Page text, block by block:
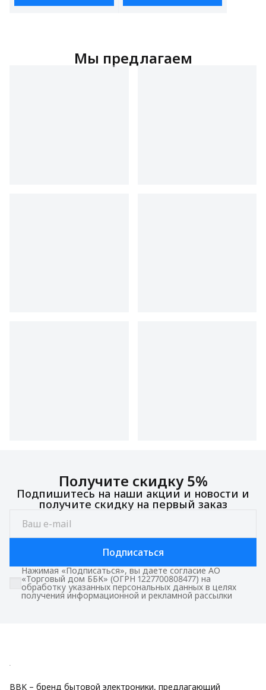
Мы предлагаем
Получите скидку 5%
Подпишитесь на наши акции и новости и
получите скидку на первый заказ
Подписаться
Нажимая «Подписаться», вы даете согласие АО
«Торговый дом ББК» (ОГРН 1227700808477) на
обработку указанных персональных данных в целях
получения информационной и рекламной рассылки
BBK – бренд бытовой электроники, предлагающий